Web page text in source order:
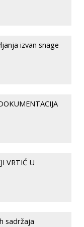
izvan snage
VRTIĆ U
sadržaja